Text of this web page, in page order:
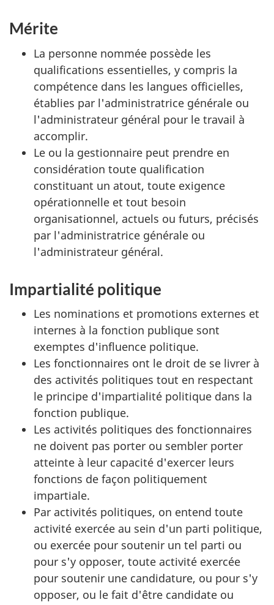
Mérite
La personne nommée possède les
qualifications essentielles, y compris la
compétence dans les langues officielles,
établies par l'administratrice générale ou
l'administrateur général pour le travail à
accomplir.
Le ou la gestionnaire peut prendre en
considération toute qualification
constituant un atout, toute exigence
opérationnelle et tout besoin
organisationnel, actuels ou futurs, précisés
par l'administratrice générale ou
l'administrateur général.
Impartialité politique
Les nominations et promotions externes et
internes à la fonction publique sont
exemptes d'influence politique.
Les fonctionnaires ont le droit de se livrer à
des activités politiques tout en respectant
le principe d'impartialité politique dans la
fonction publique.
Les activités politiques des fonctionnaires
ne doivent pas porter ou sembler porter
atteinte à leur capacité d'exercer leurs
fonctions de façon politiquement
impartiale.
Par activités politiques, on entend toute
activité exercée au sein d'un parti politique,
ou exercée pour soutenir un tel parti ou
pour s'y opposer, toute activité exercée
pour soutenir une candidature, ou pour s'y
opposer, ou le fait d'être candidate ou